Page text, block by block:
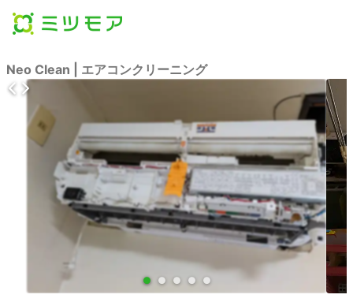
Neo Clean | エアコンクリーニング
● ● ● ● ●